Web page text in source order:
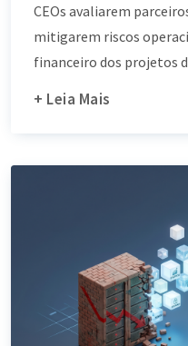
CEOs avaliarem
mitigarem riscos
financeiro dos projetos
+ Leia Mais